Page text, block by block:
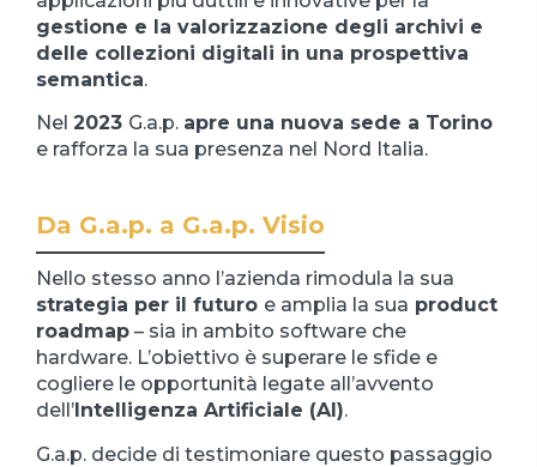
gestione e la valorizzazione degli archivi e
delle collezioni digitali in una prospettiva
semantica.
Nel 2023 G.a.p. apre una nuova sede a Torino
e rafforza la sua presenza nel Nord Italia.
Da G.a.p. a G.a.p. Visio
Nello stesso anno l’azienda rimodula la sua
strategia per il futuro e amplia la sua product
roadmap – sia in ambito software che
hardware. L’obiettivo è superare le sfide e
cogliere le opportunità legate all’avvento
dell’ Intelligenza Artificiale (AI).
G.a.p. decide di testimoniare questo passaggio